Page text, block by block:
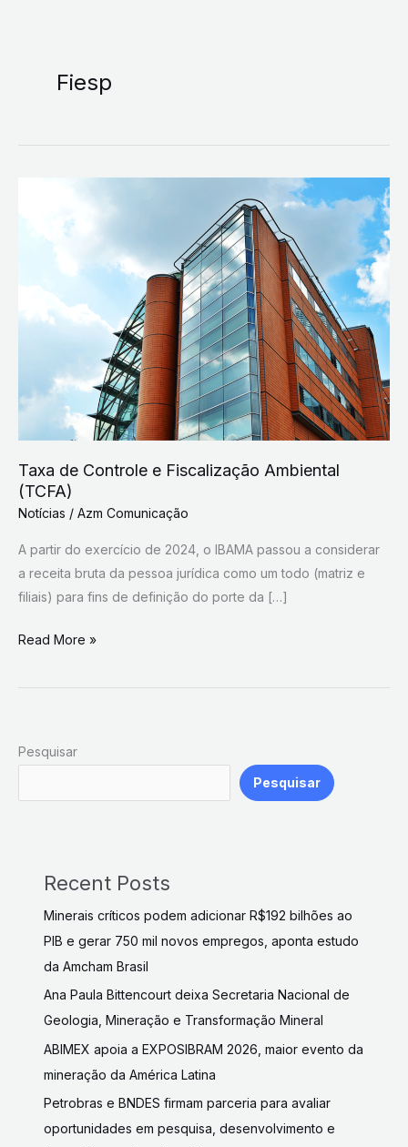
Fiesp
Taxa de Controle e Fiscalização Ambiental
(TCFA)
Notícias / Azm Comunicação
A partir do exercício de 2024, o IBAMA passou a considerar
a receita bruta da pessoa jurídica como um todo (matriz e
filiais) para fins de definição do porte da […]
Controle
Fiscalização
Ambiental
(TCFA)
Read More »
Pesquisar
Pesquisar
Recent Posts
Minerais críticos podem adicionar R$192 bilhões ao
PIB e gerar 750 mil novos empregos, aponta estudo
da Amcham Brasil
Ana Paula Bittencourt deixa Secretaria Nacional de
Geologia, Mineração e Transformação Mineral
ABIMEX apoia a EXPOSIBRAM 2026, maior evento da
mineração da América Latina
Petrobras e BNDES firmam parceria para avaliar
oportunidades em pesquisa, desenvolvimento e